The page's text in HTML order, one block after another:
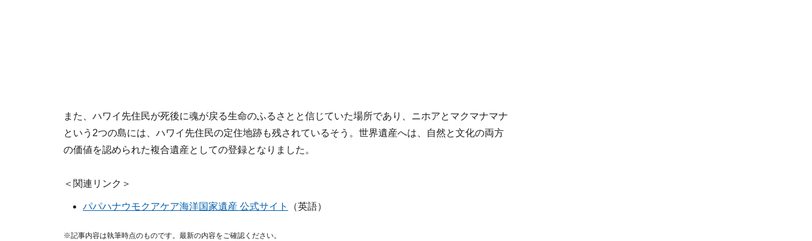
また、ハワイ先住民が死後に魂が戻る生命のふるさとと信じていた場所であり、ニホアとマクマナマナ
という2つの島には、ハワイ先住民の定住地跡も残されているそう。世界遺産へは、自然と文化の両方
の価値を認められた複合遺産としての登録となりました。
＜関連リンク＞
パパハナウモクアケア海洋国家遺産 公式サイト （英語）
※記事内容は執筆時点のものです。最新の内容をご確認ください。